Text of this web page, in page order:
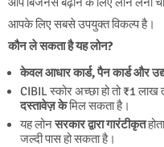
आपके लिए सबसे उपयुक्त विकल्प है।
कौन ले सकता है यह लोन?
केवल आधार कार्ड, पैन कार्ड और
CIBIL स्कोर अच्छा हो तो ₹1
दस्तावेज़ केमिल सकता है।
यह लोनसरकार द्वारा गारंटीकृत
जल्दी पास हो सकता है।